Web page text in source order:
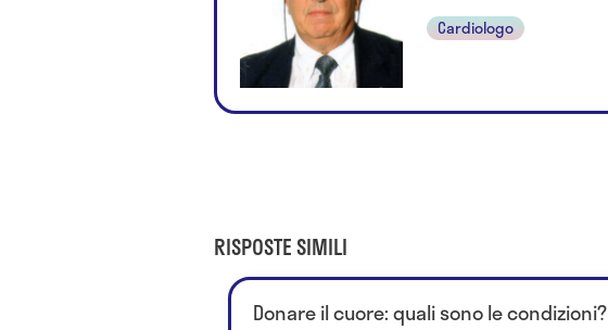
Cardiologo
RISPOSTE SIMILI
Donare il cuore: quali sono le condizioni?